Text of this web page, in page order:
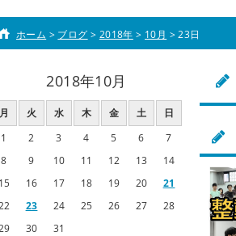
ホーム > ブログ > 2018年 > 10月 >23日
2018年10月
月 火 水 木 金 土 日
1 2 3 4 5 6
7
8
9 10 11 12 13
14
15
16 17 18 19 20
21
23 24 25 26 27
28
30 31